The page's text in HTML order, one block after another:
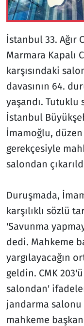
İstanbul 33. Ağır
Marmara Kapalı
karşısındaki
davasının 64.
yaşandı. Tutuklu
İstanbul
İmamoğlu,
gerekçesiyle
salondan
Duruşmada,
karşılıklı sözlü
'Savunma
dedi. Mahkeme
yargılayacağın
geldin. CMK
salondan'
jandarma salonu
mahkeme